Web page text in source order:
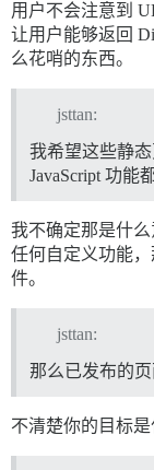
用户不会注意到
让用户能够返回
么花哨的东西。
jsttan:
我希望这些静
JavaScript 功能
我不确定那是什么
任何自定义功能
件。
jsttan:
那么已发布的
不清楚你的目标是